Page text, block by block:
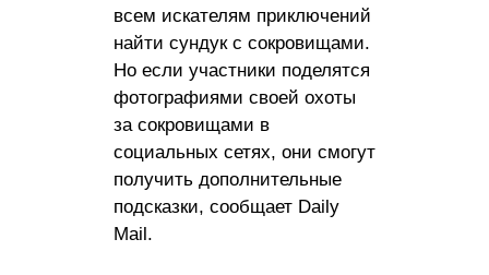
всем искателям приключений
найти сундук с сокровищами.
Но если участники поделятся
фотографиями своей охоты
за сокровищами в
социальных сетях, они смогут
получить дополнительные
подсказки, сообщает Daily
Mail.